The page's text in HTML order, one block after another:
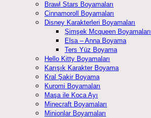
Brawl Stars Boyamaları
Cinnamoroll Boyamaları
Disney Karakterleri Boyamaları
Şimşek Mcqueen Boyamaları
Elsa – Anna Boyama
Ters Yüz Boyama
Hello Kitty Boyamaları
Karışık Karakter Boyama
Kral Şakir Boyama
Kuromi Boyamaları
Maşa ile Koca Ayı
Minecraft Boyamaları
Minionlar Boyamaları